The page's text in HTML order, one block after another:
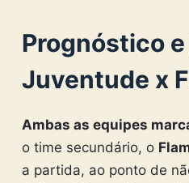
Prognóstico
Juventude x
Ambas as equipes
o time secundário, o
a partida, ao ponto de